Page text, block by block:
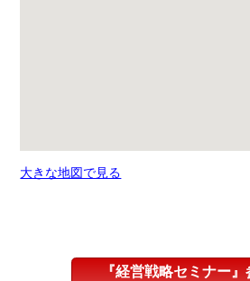
大きな地図で見る
『経営戦略セミナー